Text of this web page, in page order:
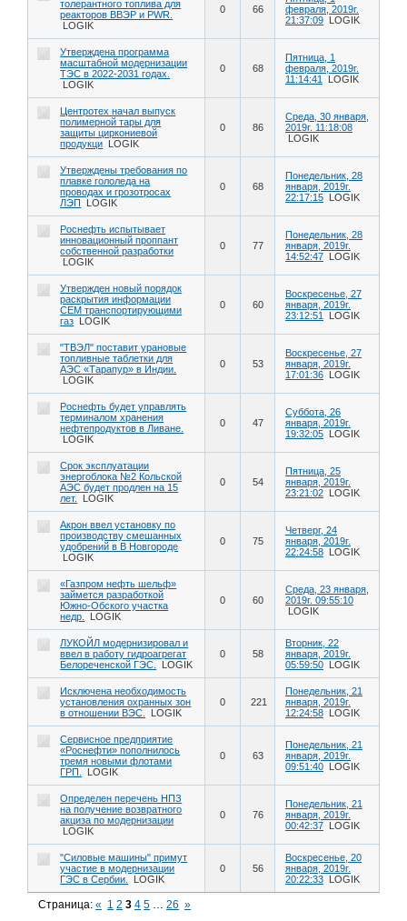
толерантного топлива для
реакторов ВВЭР и PWR.
LOGIK
0 66
февраля, 2019г.
21:37:09 LOGIK
Утверждена программа
масштабной модернизации
ТЭС в 2022-2031 годах.
LOGIK
0 68
Пятница, 1
февраля, 2019г.
11:14:41
LOGIK
Центротех начал выпуск
полимерной тары для
защиты циркониевой
продукци LOGIK
0 86
Среда, 30 января,
2019г. 11:18:08
LOGIK
Утверждены требования по
плавке гололеда на
проводах и грозотросах
ЛЭП
LOGIK
0 68
Понедельник, 28
января, 2019г.
22:17:15 LOGIK
Роснефть испытывает
инновационный проппант
собственной разработки
LOGIK
0 77
Понедельник, 28
января, 2019г.
14:52:47 LOGIK
Утвержден новый порядок
раскрытия информации
СЕМ транспортирующими
газ LOGIK
0 60
Воскресенье, 27
января, 2019г.
23:12:51
LOGIK
"ТВЭЛ" поставит урановые
топливные таблетки для
АЭС «Тарапур» в Индии.
LOGIK
0 53
Воскресенье, 27
января, 2019г.
17:01:36 LOGIK
Роснефть будет управлять
терминалом хранения
нефтепродуктов в Ливане.
LOGIK
0 47
Суббота, 26
января, 2019г.
19:32:05 LOGIK
Срок эксплуатации
энергоблока №2 Кольской
АЭС будет продлен на 15
лет.
LOGIK
0 54
Пятница, 25
января, 2019г.
23:21:02 LOGIK
Акрон ввел установку по
производству смешанных
удобрений в В Новгороде
LOGIK
0 75
Четверг, 24
января, 2019г.
22:24:58 LOGIK
«Газпром нефть шельф»
займется разработкой
Южно-Обского участка
недр.
LOGIK
0 60
Среда, 23 января,
2019г. 09:55:10
LOGIK
ЛУКОЙЛ модернизировал и
ввел в работу гидроагрегат
Белореченской ГЭС.
LOGIK
0 58
Вторник, 22
января, 2019г.
05:59:50 LOGIK
Исключена необходимость
установления охранных зон
в отношении ВЭС.
LOGIK
0 221
Понедельник, 21
января, 2019г.
12:24:58 LOGIK
Сервисное предприятие
«Роснефти» пополнилось
тремя новыми флотами
ГРП.
LOGIK
0 63
Понедельник, 21
января, 2019г.
09:51:40 LOGIK
Определен перечень НПЗ
на получение возвратного
акциза по модернизации
LOGIK
0 76
Понедельник, 21
января, 2019г.
00:42:37 LOGIK
"Силовые машины" примут
участие в модернизации
ГЭС в Сербии.
LOGIK
0 56
Воскресенье, 20
января, 2019г.
20:22:33 LOGIK
Страница:« 1 2 3 4 5 … 26 »